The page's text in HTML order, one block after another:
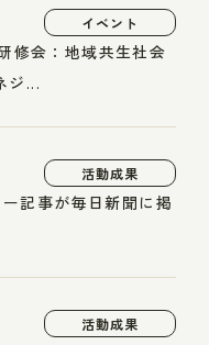
イベント
修会：地域共生社会
ジ...
活動成果
記事が毎日新聞に掲
活動成果